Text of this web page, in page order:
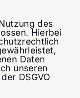
des
Hierbei
Daten
unseren
DSGVO